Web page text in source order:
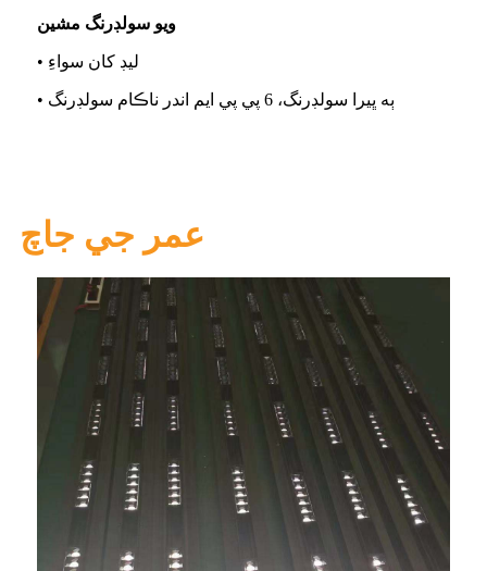
ويو سولڊرنگ مشين
• ليڊ کان سواءِ
• ٻه ڀيرا سولڊرنگ، 6 پي پي ايم اندر ناڪام سولڊرنگ
عمر جي جاچ